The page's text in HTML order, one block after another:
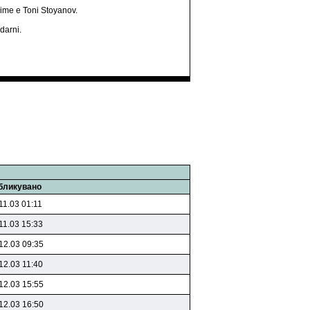
e Toni Stoyanov.
01:11
15:33
09:35
11:40
15:55
16:50